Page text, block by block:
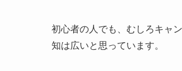
初心者の人でも、むしろキャ
知は広いと思っています。